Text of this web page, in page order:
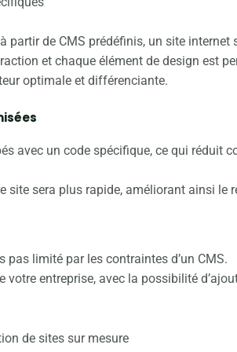
partir de CMS prédéfinis, un site
et chaque élément de design est
optimale et différenciante.
avec un code spécifique, ce qui
site sera plus rapide, améliorant ainsi le
pas limité par les contraintes d’un CMS.
votre entreprise, avec la possibilité
de sites sur mesure